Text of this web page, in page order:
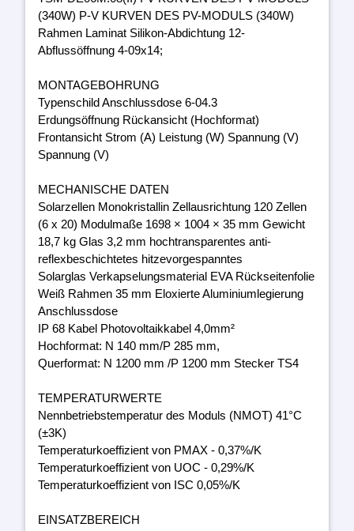
(340W) P-V KURVEN DES PV-MODULS (340W)
Rahmen Laminat Silikon-Abdichtung 12-
Abflussöffnung 4-09x14;
MONTAGEBOHRUNG
Typenschild Anschlussdose 6-04.3
Erdungsöffnung Rückansicht (Hochformat)
Frontansicht Strom (A) Leistung (W) Spannung (V)
Spannung (V)
MECHANISCHE DATEN
Solarzellen Monokristallin Zellausrichtung 120 Zellen
(6 x 20) Modulmaße 1698 × 1004 × 35 mm Gewicht
18,7 kg Glas 3,2 mm hochtransparentes anti-
reflexbeschichtetes hitzevorgespanntes
Solarglas Verkapselungsmaterial EVA Rückseitenfolie
Weiß Rahmen 35 mm Eloxierte Aluminiumlegierung
Anschlussdose
IP 68 Kabel Photovoltaikkabel 4,0mm²
Hochformat: N 140 mm/P 285 mm,
Querformat: N 1200 mm /P 1200 mm Stecker TS4
TEMPERATURWERTE
Nennbetriebstemperatur des Moduls (NMOT) 41°C
(±3K)
Temperaturkoeffizient von PMAX - 0,37%/K
Temperaturkoeffizient von UOC - 0,29%/K
Temperaturkoeffizient von ISC 0,05%/K
EINSATZBEREICH